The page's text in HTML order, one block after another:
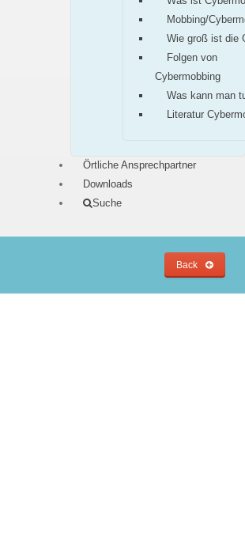
Mobbing/
Wie groß ist die
Folgen von
Cybermobbing
Was kann man
Literatur
Örtliche Ansprechpartner
Downloads
Suche
Back